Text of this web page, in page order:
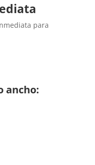
para
ancho: